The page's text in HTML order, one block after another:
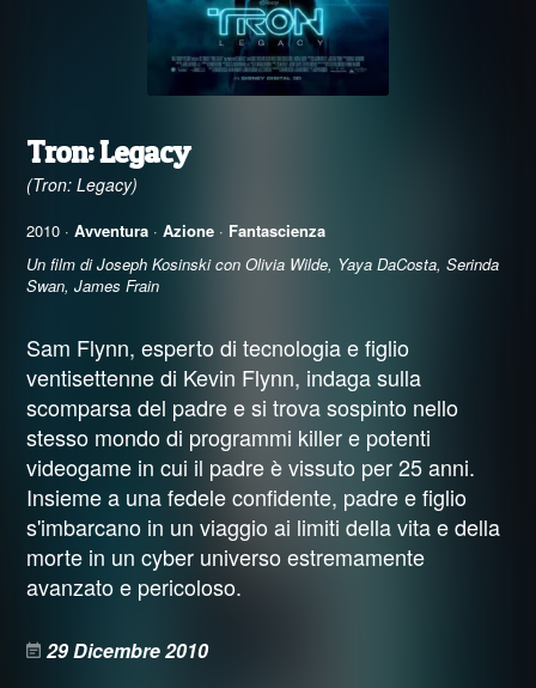
Tron: Legacy
(Tron: Legacy)
2010 · Avventura ·Azione · Fantascienza
Un film di Joseph Kosinski con Olivia Wilde, Yaya DaCosta, Serinda
Swan, James Frain
Sam Flynn, esperto di tecnologia e figlio
ventisettenne di Kevin Flynn, indaga sulla
scomparsa del padre e si trova sospinto nello
stesso mondo di programmi killer e potenti
videogame in cui il padre è vissuto per 25 anni.
Insieme a una fedele confidente, padre e figlio
s'imbarcano in un viaggio ai limiti della vita e della
morte in un cyber universo estremamente
avanzato e pericoloso.
29 Dicembre 2010